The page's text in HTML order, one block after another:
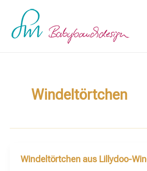
springen
Windeltörtchen
Windeltörtchen aus Lillydoo-